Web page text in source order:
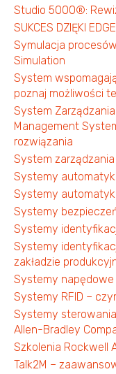
Studio 5000®:
SUKCES DZIĘKI
Symulacja
Simulation
System
poznaj możliwości
System
Management
rozwiązania
System
Systemy automatyki
Systemy
Systemy
Systemy
Systemy
zakładzie
Systemy napędowe
Systemy RFID –
Systemy
Allen-Bradley
Szkolenia Rockwell
Talk2M –